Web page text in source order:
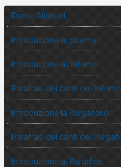
Dante Alighieri
Introduzione al poema
Introduzione all’Inferno
Parafrasi dei canti dell’Inferno
Introduzione la Purgatorio
Parafrasi dei canti del
Introduzione al Paradiso